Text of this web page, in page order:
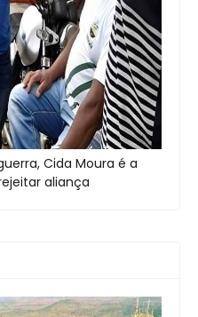
Cida Moura é a
aliança